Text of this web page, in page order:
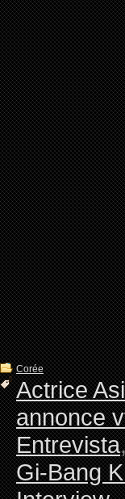
Corée
Actrice
annonce
Entrevista
Gi-Bang